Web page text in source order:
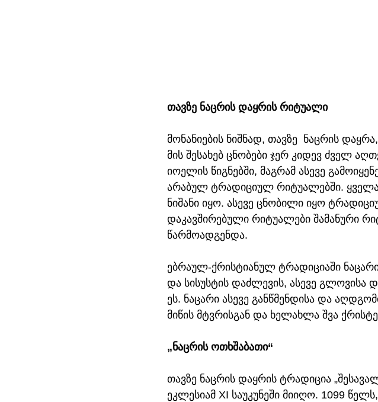
თავზე ნაცრის დაყრის რიტუალი
მონანიების ნიშნად, თავზე  ნაცრის
მის შესახებ ცნობები ჯერ კიდევ ძველ
იოელის წიგნებში, მაგრამ ასევე
არაბულ ტრადიციულ რიტუალებში.
ნიშანი იყო. ასევე ცნობილი იყო
დაკავშირებული რიტუალები შამანური
წარმოადგენდა.
ებრაულ-ქრისტიანულ ტრადიციაში
და სისუსტის დაძლევის, ასევე
ეს. ნაცარი ასევე განწმენდისა და
მიწის მტვრისგან და ხელახლა შვა
„ნაცრის ოთხშაბათი“
თავზე ნაცრის დაყრის ტრადიცია
ეკლესიამ XI საუკუნეში მიიღო. 1099